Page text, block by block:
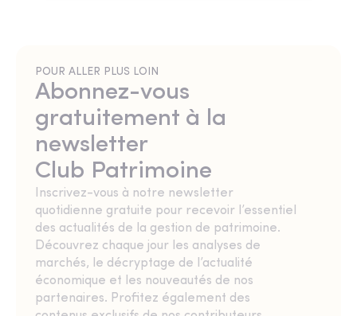
POUR ALLER PLUS LOIN
Abonnez-vous
gratuitement à la
newsletter
Club Patrimoine
Inscrivez-vous à notre newsletter
quotidienne gratuite pour recevoir l’essentiel
des actualités de la gestion de patrimoine.
Découvrez chaque jour les analyses de
marchés, le décryptage de l’actualité
économique et les nouveautés de nos
partenaires. Profitez également des